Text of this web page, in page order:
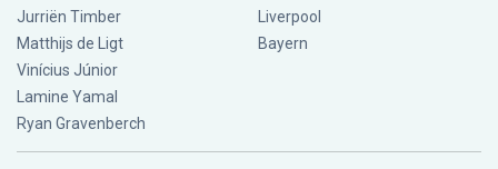
Jurriën Timber
Matthijs de Ligt
Vinícius Júnior
Lamine Yamal
Ryan Gravenberch
Liverpool
Bayern